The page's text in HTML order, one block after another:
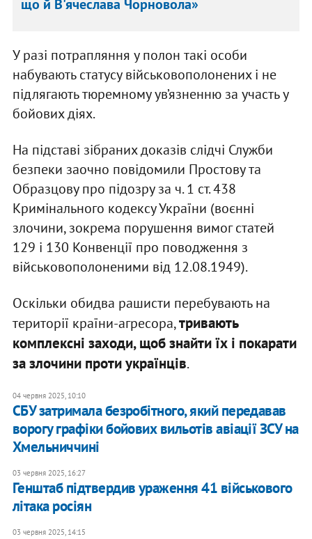
що й В'ячеслава Чорновола»
У разі потрапляння у полон такі особи
набувають статусу військовополонених і не
підлягають тюремному ув’язненню за участь у
бойових діях.
На підставі зібраних доказів слідчі Служби
безпеки заочно повідомили Простову та
Образцову про підозру за ч. 1 ст. 438
Кримінального кодексу України (воєнні
злочини, зокрема порушення вимог статей
129 і 130 Конвенції про поводження з
військовополоненими від 12.08.1949).
Оскільки обидва рашисти перебувають на
території країни-агресора,тривають
комплексні заходи, щоб знайти їх і покарати
за злочини проти українців.
04 червня 2025, 10:10
СБУ затримала безробітного, який передавав
ворогу графіки бойових вильотів авіації ЗСУ на
Хмельниччині
03 червня 2025, 16:27
Генштаб підтвердив ураження 41 військового
літака росіян
03 червня 2025, 14:15